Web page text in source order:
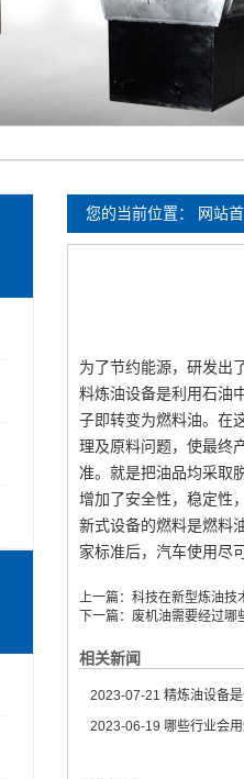
您的当前位置： 网站
为了节约能源，研发出
料炼油设备是利用石油
子即转变为燃料油。在
理及原料问题，使最终
准。就是把油品均采取
增加了安全性，稳定性
新式设备的燃料是燃料
家标准后，汽车使用尽
上一篇： 科技在新型炼油技
下一篇： 废机油需要经过哪
相关新闻
2023-07-21 精炼油设备
2023-06-19 哪些行业会